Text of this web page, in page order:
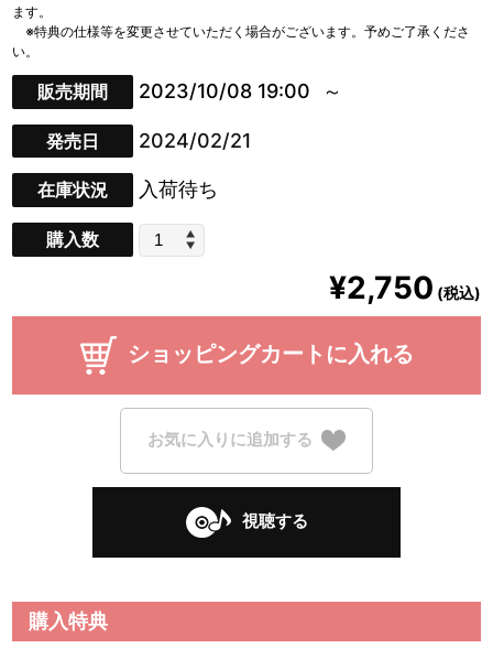
ます。
※特典の仕様等を変更させていただく場合がございます。予めご了承くださ
い。
販売期間 2023/10/08 19:00
発売日 2024/02/21
在庫状況 入荷待ち
購入数
¥2,750 (税込)
ショッピングカートに入れる
お気に入りに追加する
視聴する
購入特典